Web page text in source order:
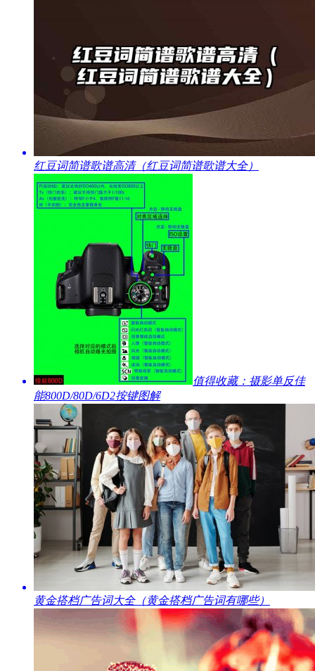
​红豆词简谱歌谱高清（红豆词简谱歌谱大全）
​值得收藏：摄影单反佳
能800D/80D/6D2按键图解
​黄金搭档广告词大全（黄金搭档广告词有哪些）